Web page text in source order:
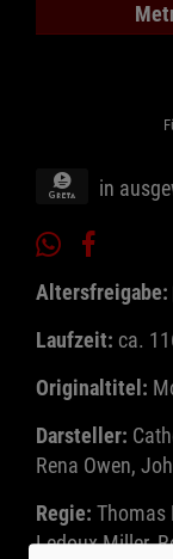
in
Altersfreigabe:
Laufzeit: ca.
Originaltitel:
Darsteller:
Rena Owen,
Regie: Thomas
Ledoux Miller,